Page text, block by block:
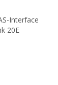
Interface
20E